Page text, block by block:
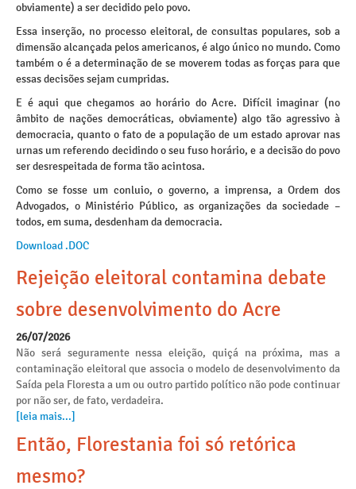
obviamente) a ser decidido pelo povo.
Essa inserção, no processo eleitoral, de consultas populares, sob a
dimensão alcançada pelos americanos, é algo único no mundo. Como
também o é a determinação de se moverem todas as forças para que
essas decisões sejam cumpridas.
E é aqui que chegamos ao horário do Acre. Difícil imaginar (no
âmbito de nações democráticas, obviamente) algo tão agressivo à
democracia, quanto o fato de a população de um estado aprovar nas
urnas um referendo decidindo o seu fuso horário, e a decisão do povo
ser desrespeitada de forma tão acintosa.
Como se fosse um conluio, o governo, a imprensa, a Ordem dos
Advogados, o Ministério Público, as organizações da sociedade –
todos, em suma, desdenham da democracia.
Download .DOC
Rejeição eleitoral contamina debate
sobre desenvolvimento do Acre
26/07/2026
Não será seguramente nessa eleição, quiçá na próxima, mas a
contaminação eleitoral que associa o modelo de desenvolvimento da
Saída pela Floresta a um ou outro partido político não pode continuar
por não ser, de fato, verdadeira.
[leia mais...]
Então, Florestania foi só retórica
mesmo?